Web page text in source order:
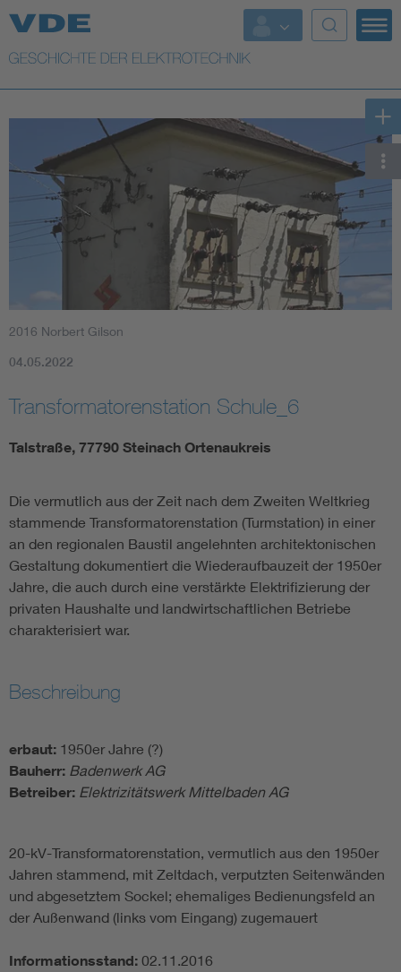
Top Themen
Weitere Themen
2016 Norbert Gilson
04.05.2022
Transformatorenstation Schule_6
Talstraße, 77790 Steinach Ortenaukreis
Die vermutlich aus der Zeit nach dem Zweiten Weltkrieg
stammende Transformatorenstation (Turmstation) in einer
an den regionalen Baustil angelehnten architektonischen
Gestaltung dokumentiert die Wiederaufbauzeit der 1950er
Jahre, die auch durch eine verstärkte Elektrifizierung der
privaten Haushalte und landwirtschaftlichen Betriebe
charakterisiert war.
Beschreibung
erbaut: 1950er Jahre (?)
Bauherr: Badenwerk AG
Betreiber: Elektrizitätswerk Mittelbaden AG
20-kV-Transformatorenstation, vermutlich aus den 1950er
Jahren stammend, mit Zeltdach, verputzten Seitenwänden
und abgesetztem Sockel; ehemaliges Bedienungsfeld an
der Außenwand (links vom Eingang) zugemauert
Informationsstand: 02.11.2016